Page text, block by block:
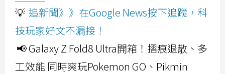
💡 追新聞》》在Google News按下追蹤，科
技玩家好文不漏接！
📢 Galaxy Z Fold8 Ultra開箱！摺痕退散、多
工效能 同時爽玩Pokemon GO、Pikmin